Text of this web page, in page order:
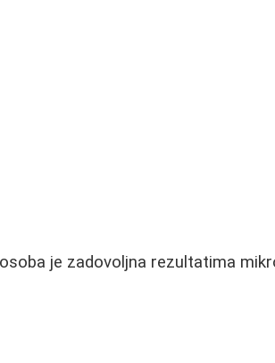
je zadovoljna rezultatima